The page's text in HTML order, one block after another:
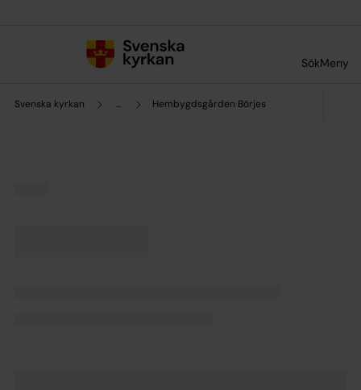
SökMeny
Svenska kyrkan ... Hembygdsgården Börjes